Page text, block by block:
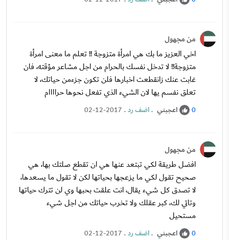
من مجهول
اخي العزيز ما بك هي امرأة متزوجة !! تعلم ما معنى امرأة
متزوجة!! لا تدخل نفسك بالحرام من اجل مشاعر مؤقته، فان
غابت عنك زانقطعت اخبارها فلن تكون جزءمن حياتك، لا
تعلق نفسم يها لان الشيء الذي تفعل نحوها حراااام
0 اعجبني .اضف رد.
02-12-2017
من مجهول
افضل طريقة لكي تبتعد عنها هي ان تقطع صلتك بها، هي
صحيح تقول لكي ما يزعجها بحياتها لكن لا تقول ما يسعدها،
لا تصدق كل شيء يقال، انت علقت بحبها وي لن تترك حياتها
وتاتي لك، كبر عقلك ولا تخرب حياتك من اجل شيء
مستحيل
0 اعجبني .اضف رد.
02-12-2017